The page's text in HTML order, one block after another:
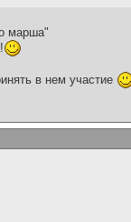
марша"
в нем участие